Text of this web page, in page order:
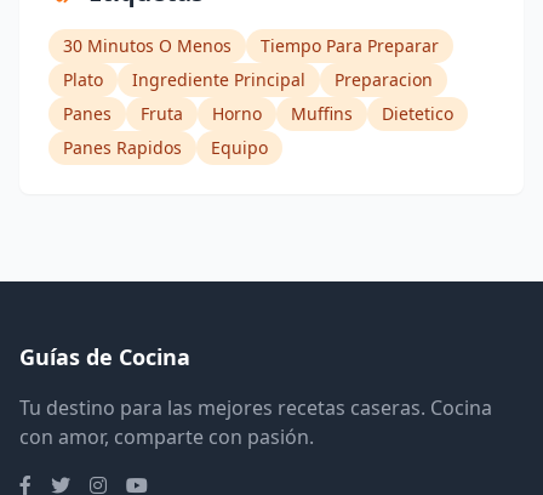
30 Minutos O Menos
Tiempo Para Preparar
Plato
Ingrediente Principal
Preparacion
Panes
Fruta Horno Muffins
Dietetico
Panes Rapidos
Equipo
Guías de Cocina
Tu destino para las mejores recetas caseras. Cocina
con amor, comparte con pasión.